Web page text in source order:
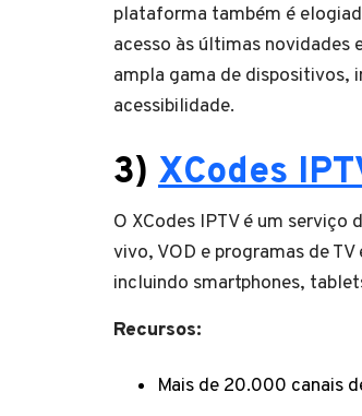
plataforma também é
acesso às últimas novidades
ampla gama de dispositivos,
acessibilidade.
3) XCodes
O XCodes IPTV é um serviço
vivo, VOD e programas de
incluindo smartphones,
Recursos:
Mais de 20.000 canais